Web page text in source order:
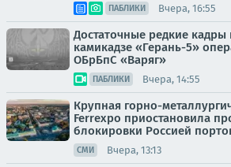
ПАБЛИКИ Вчера, 16:55
Достаточные редкие
камикадзе «Герань-5»
ОБрБпС «Варяг»
ПАБЛИКИ Вчера, 14:55
Крупная горно-
Ferrexpo приостановила
блокировки Россией
СМИ Вчера, 13:13